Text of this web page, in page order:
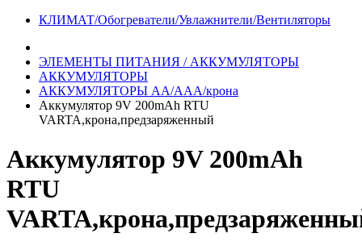
КЛИМАТ/Обогреватели/Увлажнители/Вентиляторы
ЭЛЕМЕНТЫ ПИТАНИЯ / АККУМУЛЯТОРЫ
АККУМУЛЯТОРЫ
АККУМУЛЯТОРЫ АА/ААА/крона
Аккумулятор 9V 200mAh RTU
VARTA,крона,предзаряженный
Аккумулятор 9V 200mAh
RTU